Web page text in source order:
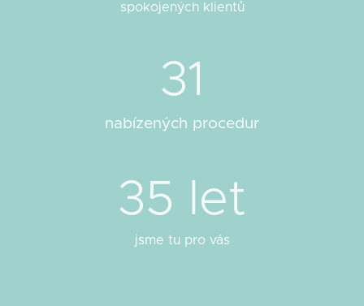
spokojených klientů
31
nabízených procedur
35 let
jsme tu pro vás